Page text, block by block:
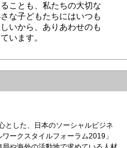
ことも、私たちの大切な
な子どもたちにはいつも
いから、ありあわせのも
います。
とした、日本のソーシャルビジネ
ークスタイルフォーラム2019」